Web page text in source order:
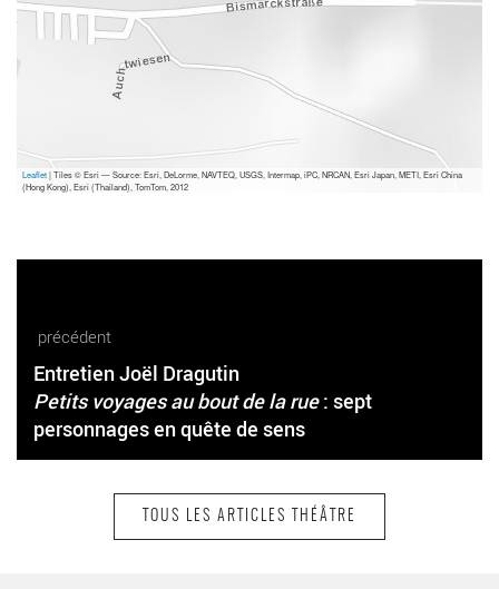
Leaflet| Tiles © Esri — Source: Esri, DeLorme, NAVTEQ, USGS, Intermap, iPC, NRCAN, Esri Japan, METI, Esri China
(Hong Kong), Esri (Thailand), TomTom, 2012
précédent
Entretien Joël Dragutin
Petits voyages au bout de la rue: sept
personnages en quête de sens
TOUS LES ARTICLES THÉÂTRE